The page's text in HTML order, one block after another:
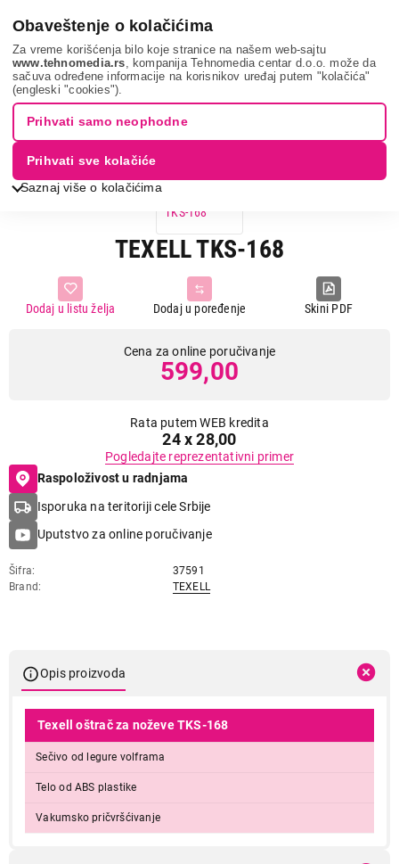
Obaveštenje o kolačićima
Za vreme korišćenja bilo koje stranice na našem web-sajtu
www.tehnomedia.rs , kompanija Tehnomedia centar d.o.o. može da
sačuva određene informacije na korisnikov uređaj putem "kolačića"
(engleski "cookies").
Saznaj više o kolačićima
Prihvati samo neophodne
Prihvati sve kolačiće
Sve za kuću i baštu Posuđe Texell tks-168...
TEXELL TKS-168
Skini PDF
Dodaj u poređenje
Dodaj u listu želja
Cena za online poručivanje
599,00
Rata putem WEB kredita
24 x 28,00
Pogledajte reprezentativni primer
Raspoloživost u radnjama
Isporuka na teritoriji cele Srbije
Uputstvo za online poručivanje
Šifra
37591
Brand
TEXELL
Opis proizvoda
Texell oštrač za noževe TKS-168
Sečivo od legure volframa
Telo od ABS plastike
Vakumsko pričvršćivanje